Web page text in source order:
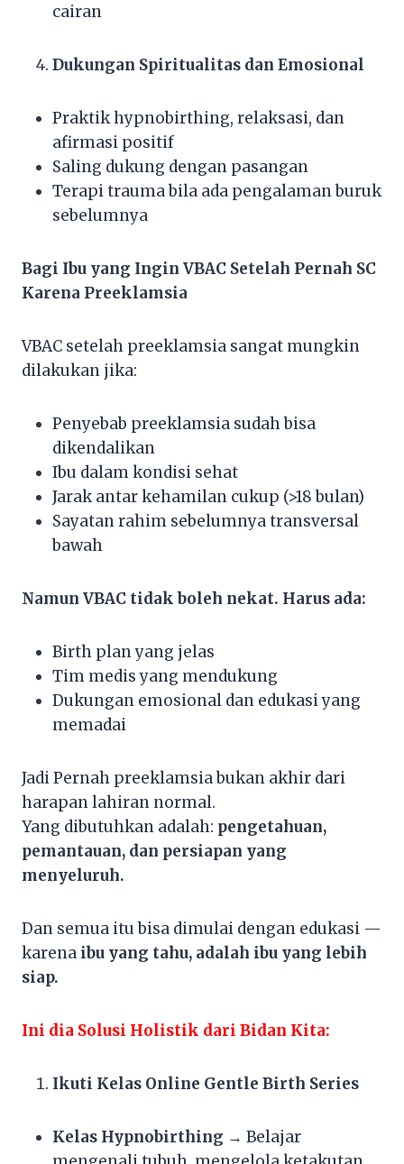
cairan
Dukungan Spiritualitas dan Emosional
Praktik hypnobirthing, relaksasi, dan
afirmasi positif
Saling dukung dengan pasangan
Terapi trauma bila ada pengalaman buruk
sebelumnya
Bagi Ibu yang Ingin VBAC Setelah Pernah SC
Karena Preeklamsia
VBAC setelah preeklamsia sangat mungkin
dilakukan jika:
Penyebab preeklamsia sudah bisa
dikendalikan
Ibu dalam kondisi sehat
Jarak antar kehamilan cukup (>18 bulan)
Sayatan rahim sebelumnya transversal
bawah
Namun VBAC tidak boleh nekat. Harus ada:
Birth plan yang jelas
Tim medis yang mendukung
Dukungan emosional dan edukasi yang
memadai
Jadi Pernah preeklamsia bukan akhir dari
harapan lahiran normal.
Yang dibutuhkan adalah: pengetahuan,
pemantauan, dan persiapan yang
menyeluruh.
Dan semua itu bisa dimulai dengan edukasi —
karena ibu yang tahu, adalah ibu yang lebih
siap.
Ini dia Solusi Holistik dari Bidan Kita:
Ikuti Kelas Online Gentle Birth Series
Kelas Hypnobirthing → Belajar